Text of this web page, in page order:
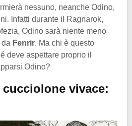
nessuno, neanche Odino,
Infatti durante il Ragnarok,
Odino sarà niente meno
Fenrir. Ma chi è questo
deve aspettare proprio il
Odino?
vivace: